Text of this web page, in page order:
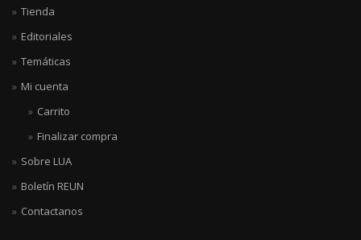
Tienda
Editoriales
Temáticas
Mi cuenta
Carrito
Finalizar compra
Sobre LUA
Boletín REUN
Contactanos